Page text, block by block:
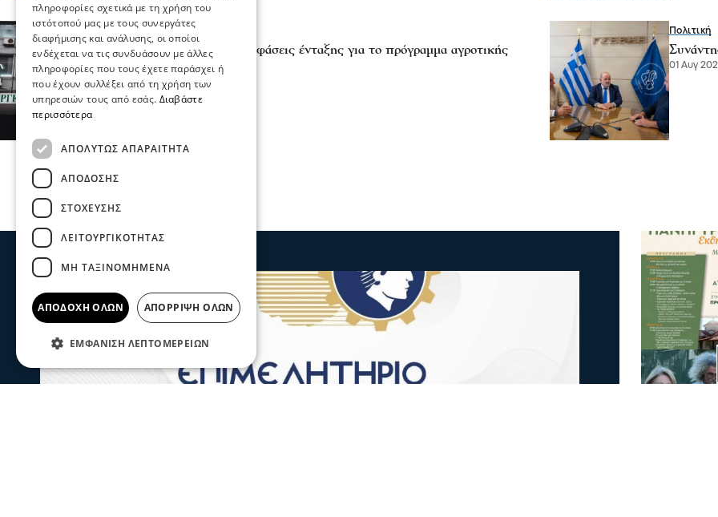
Πολιτική
Ολοκληρώθηκαν οι αποφάσεις ένταξης για το πρόγραμμα αγροτικής
οδοποιίας
01 Αυγ 2026, 17:36
Πολιτική
01 Αυγ
πληροφορίες σχετικά με τη χρήση του
ιστότοπού μας με τους συνεργάτες
διαφήμισης και ανάλυσης, οι οποίοι
ενδέχεται να τις συνδυάσουν με άλλες
πληροφορίες που τους έχετε παράσχει ή
που έχουν συλλέξει από τη χρήση των
υπηρεσιών τους από εσάς. Διαβάστε
περισσότερα
ΑΠΟΛΎΤΩΣ ΑΠΑΡΑΊΤΗΤΑ
ΑΠΌΔΟΣΗΣ
ΣΤΌΧΕΥΣΗΣ
ΛΕΙΤΟΥΡΓΙΚΌΤΗΤΑΣ
ΜΗ ΤΑΞΙΝΟΜΗΜΈΝΑ
ΑΠΟΔΟΧΉ ΌΛΩΝ ΑΠΌΡΡΙΨΗ ΌΛΩΝ
ΕΜΦΆΝΙΣΗ ΛΕΠΤΟΜΕΡΕΙΏΝ